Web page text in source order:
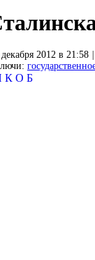
2012 в 21:58
К О Б